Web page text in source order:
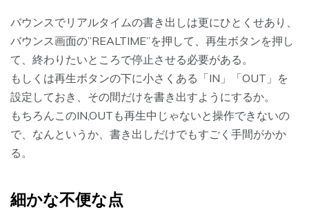
バウンスでリアルタイムの書き出しは更にひとくせあり、
バウンス画面の”REALTIME”を押して、再生ボタンを押し
て、終わりたいところで停止させる必要がある。
もしくは再生ボタンの下に小さくある「IN」「OUT」を
設定しておき、その間だけを書き出すようにするか。
もちろんこのIN,OUTも再生中じゃないと操作できないの
で、なんというか、書き出しだけでもすごく手間がかか
る。
細かな不便な点